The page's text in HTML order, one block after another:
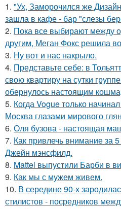
1. "Ух, Заморочился же
зашла в кафе - бар "слезы
2. Пока все выбирают между
другим, Меган Фокс решила
3. Ну вот и нас накрыло.
4. Представьте себе: в
свою квартиру на сутки
обернулось настоящим
5. Когда Vogue только
Москва глазами мирового
6. Оля бузова - настоящая
7. Как привлечь внимание за
Джейн мэнсфилд.
8. Mattel выпустили Барби в
9. Как мы с мужем живем.
10. В середине 90-х
стилистов - посредников